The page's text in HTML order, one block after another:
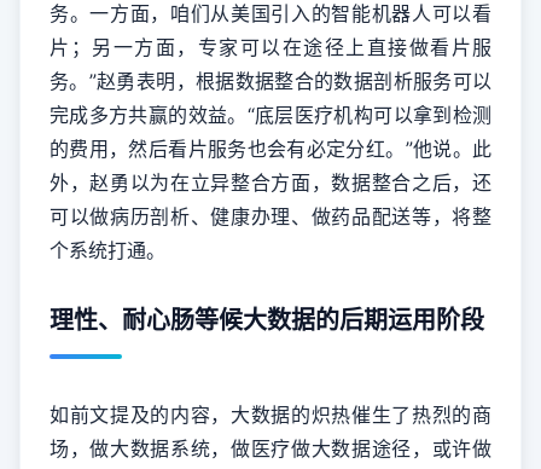
务。一方面，咱们从美国引入的智能机器人可以看
片；另一方面，专家可以在途径上直接做看片服
务。”赵勇表明，根据数据整合的数据剖析服务可以
完成多方共赢的效益。“底层医疗机构可以拿到检测
的费用，然后看片服务也会有必定分红。”他说。此
外，赵勇以为在立异整合方面，数据整合之后，还
可以做病历剖析、健康办理、做药品配送等，将整
个系统打通。
理性、耐心肠等候大数据的后期运用阶段
如前文提及的内容，大数据的炽热催生了热烈的商
场，做大数据系统，做医疗做大数据途径，或许做